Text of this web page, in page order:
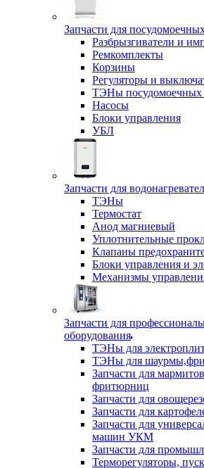
Запчасти для
Разбрызгиватели и
Ремкомплекты
Корзины
Регуляторы и
ТЭНы
Насосы
Блоки управления
УБЛ
Запчасти для
ТЭНы
Термостат
Анод магниевый
Уплотнительные
Клапаны
Блоки управления и
Механизмы
Запчасти для
оборудования
ТЭНы для
ТЭНы для
Запчасти для
фритюрниц
Запчасти для
Запчасти для
Запчасти для
машин УКМ
Запчасти для
Терморегуляторы,